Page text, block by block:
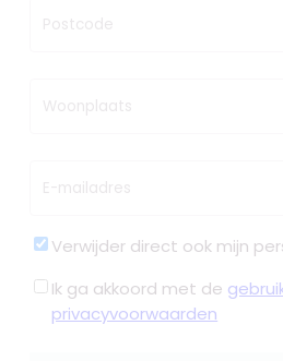
Postcode
Woonplaats
E-mailadres
Verwijder direct ook mijn
Ik ga akkoord met de
privacyvoorwaarden